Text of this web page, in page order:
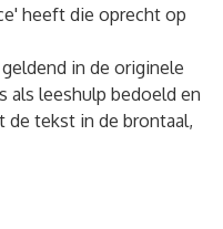
heeft die oprecht op
in de originele
als leeshulp bedoeld en
de tekst in de brontaal,